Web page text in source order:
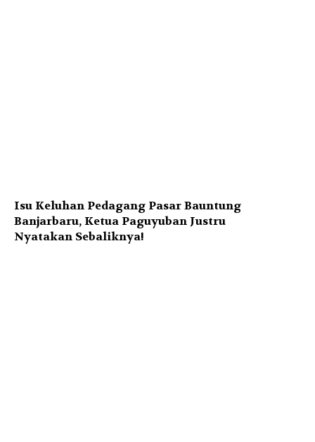
Isu Keluhan Pedagang Pasar Bauntung
Banjarbaru, Ketua Paguyuban Justru
Nyatakan Sebaliknya!